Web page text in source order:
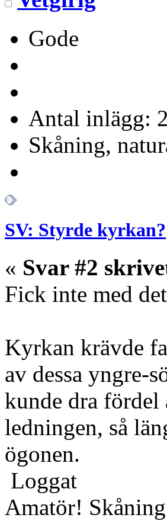
Gode
Antal inlägg:
Skåning,
SV: Styrde kyrkan?
« Svar #2
Fick inte med
Kyrkan krävde
av dessa yngre-
kunde dra fördel
ledningen, så
ögonen.
Loggat
Amatör!